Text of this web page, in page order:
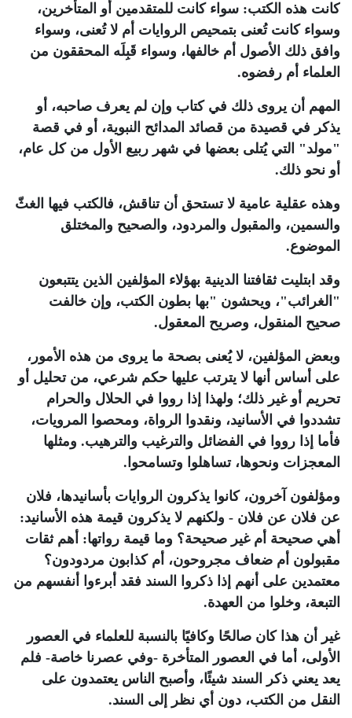
كانت هذه الكتب: سواء كانت للمتقدمين أو المتأخرين،
وسواء كانت تُعنى بتمحيص الروايات أم لا تُعنى، وسواء
وافق ذلك الأصول أم خالفها، وسواء قَبِلَه المحققون من
العلماء أم رفضوه.
المهم أن يروى ذلك في كتاب وإن لم يعرف صاحبه، أو
يذكر في قصيدة من قصائد المدائح النبوية، أو في قصة
"مولد" التي يُتلى بعضها في شهر ربيع الأول من كل عام،
أو نحو ذلك.
وهذه عقلية عامية لا تستحق أن تناقش، فالكتب فيها الغثّ
والسمين، والمقبول والمردود، والصحيح والمختلق
الموضوع.
وقد ابتليت ثقافتنا الدينية بهؤلاء المؤلفين الذين يتتبعون
"الغرائب"، ويحشون "بها بطون الكتب، وإن خالفت
صحيح المنقول، وصريح المعقول.
وبعض المؤلفين، لا يُعنى بصحة ما يروى من هذه الأمور،
على أساس أنها لا يترتب عليها حكم شرعي، من تحليل أو
تحريم أو غير ذلك؛ ولهذا إذا رووا في الحلال والحرام
تشددوا في الأسانيد، ونقدوا الرواة، ومحصوا المرويات،
فأما إذا رووا في الفضائل والترغيب والترهيب. ومثلها
المعجزات ونحوها، تساهلوا وتسامحوا.
ومؤلفون آخرون، كانوا يذكرون الروايات بأسانيدها، فلان
عن فلان عن فلان - ولكنهم لا يذكرون قيمة هذه الأسانيد:
أهي صحيحة أم غير صحيحة؟ وما قيمة رواتها: أهم ثقات
مقبولون أم ضعاف مجروحون، أم كذابون مردودون؟
معتمدين على أنهم إذا ذكروا السند فقد أبرءوا أنفسهم من
التبعة، وخلوا من العهدة.
غير أن هذا كان صالحًا وكافيًا بالنسبة للعلماء في العصور
الأولى، أما في العصور المتأخرة -وفي عصرنا خاصة- فلم
يعد يعني ذكر السند شيئًا، وأصبح الناس يعتمدون على
النقل من الكتب، دون أي نظر إلى السند.